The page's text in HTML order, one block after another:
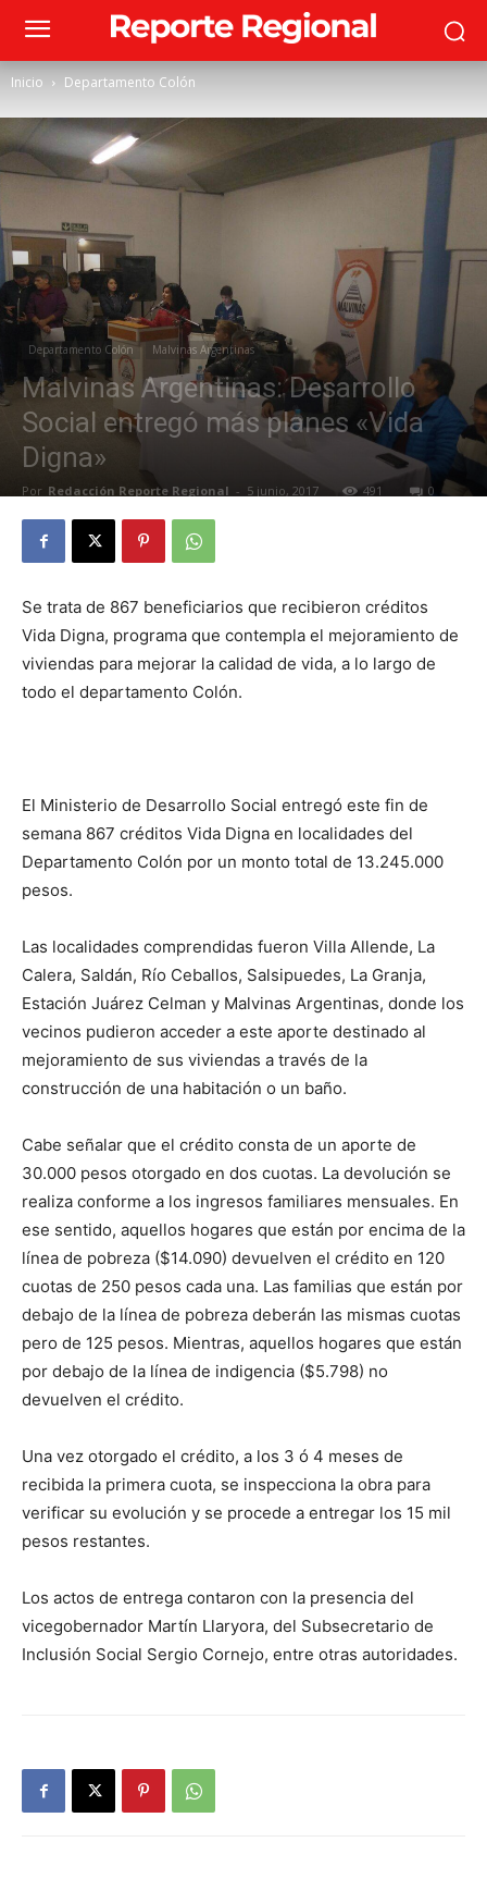
Inicio Departamento Colón
Departamento Colón Malvinas Argentinas
Malvinas Argentinas: Desarrollo
Social entregó más planes «Vida
Digna»
Por Redacción Reporte Regional - 5 junio, 2017 491 0
Se trata de 867 beneficiarios que recibieron créditos
Vida Digna, programa que contempla el mejoramiento de
viviendas para mejorar la calidad de vida, a lo largo de
todo el departamento Colón.
El Ministerio de Desarrollo Social entregó este fin de
semana 867 créditos Vida Digna en localidades del
Departamento Colón por un monto total de 13.245.000
pesos.
Las localidades comprendidas fueron Villa Allende, La
Calera, Saldán, Río Ceballos, Salsipuedes, La Granja,
Estación Juárez Celman y Malvinas Argentinas, donde los
vecinos pudieron acceder a este aporte destinado al
mejoramiento de sus viviendas a través de la
construcción de una habitación o un baño.
Cabe señalar que el crédito consta de un aporte de
30.000 pesos otorgado en dos cuotas. La devolución se
realiza conforme a los ingresos familiares mensuales. En
ese sentido, aquellos hogares que están por encima de la
línea de pobreza ($14.090) devuelven el crédito en 120
cuotas de 250 pesos cada una. Las familias que están por
debajo de la línea de pobreza deberán las mismas cuotas
pero de 125 pesos. Mientras, aquellos hogares que están
por debajo de la línea de indigencia ($5.798) no
devuelven el crédito.
Una vez otorgado el crédito, a los 3 ó 4 meses de
recibida la primera cuota, se inspecciona la obra para
verificar su evolución y se procede a entregar los 15 mil
pesos restantes.
Los actos de entrega contaron con la presencia del
vicegobernador Martín Llaryora, del Subsecretario de
Inclusión Social Sergio Cornejo, entre otras autoridades.